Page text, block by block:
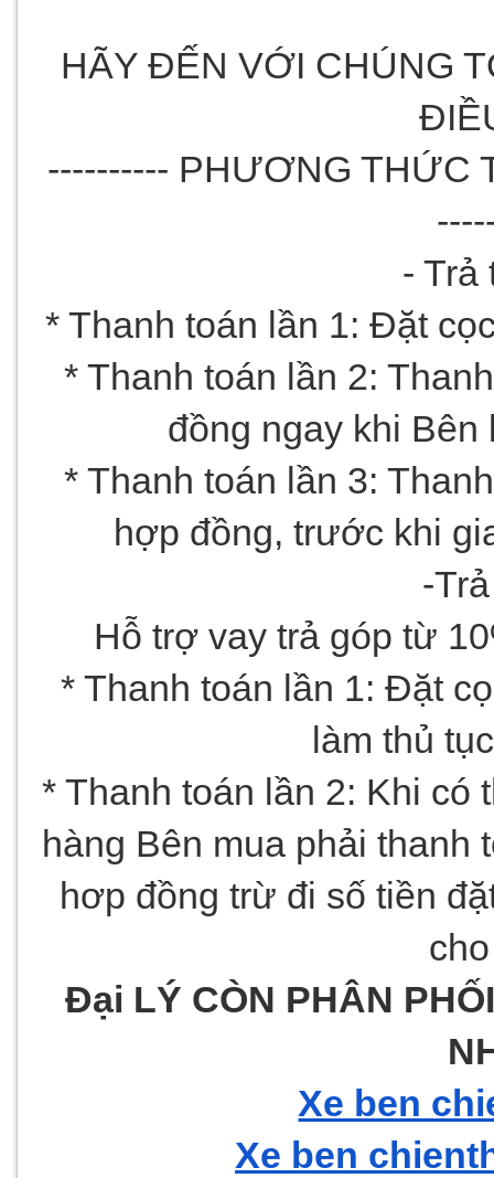
HÃY ĐẾN VỚI CHÚNG
---------- PHƯƠNG THỨC
- Trả
* Thanh toán lần 1: Đặt
* Thanh toán lần 2:
đồng ngay khi Bên
* Thanh toán lần 3:
hợp đồng, trước khi
-
Hỗ trợ vay trả góp từ
* Thanh toán lần 1: Đặt
làm thủ
* Thanh toán lần 2: Khi có
hàng Bên mua phải thanh
hơp đồng trừ đi số tiền
Đại LÝ CÒN PHÂN
Xe ben
Xe ben